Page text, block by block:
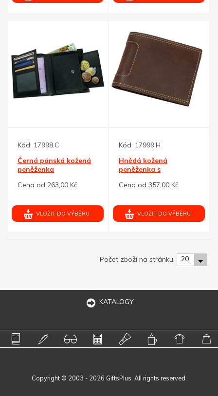
Kód: 17998.C
Černá pánská kožená
peněženka
Cena od 263,00 Kč
VLOŽIT DO VÝBĚRU
Kód: 17999.H
Hnědá kožená
peněženka s
Cena od 357,00 Kč
VLOŽIT DO VÝBĚRU
Počet zboží na stránku: 20
KATALOGY
Copyright © 2003 - 2026 GiftsPlus. All rights reserved.